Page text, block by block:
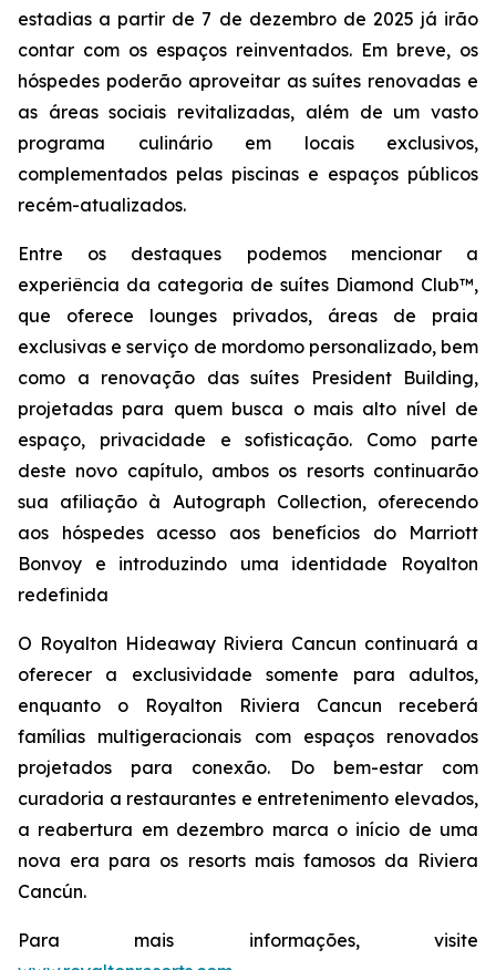
estadias a partir de 7 de dezembro de 2025 já irão
contar com os espaços reinventados. Em breve, os
hóspedes poderão aproveitar as suítes renovadas e
as áreas sociais revitalizadas, além de um vasto
programa culinário em locais exclusivos,
complementados pelas piscinas e espaços públicos
recém-atualizados.
Entre os destaques podemos mencionar a
experiência da categoria de suítes Diamond Club™,
que oferece lounges privados, áreas de praia
exclusivas e serviço de mordomo personalizado, bem
como a renovação das suítes President Building,
projetadas para quem busca o mais alto nível de
espaço, privacidade e sofisticação. Como parte
deste novo capítulo, ambos os resorts continuarão
sua afiliação à Autograph Collection, oferecendo
aos hóspedes acesso aos benefícios do Marriott
Bonvoy e introduzindo uma identidade Royalton
redefinida
O Royalton Hideaway Riviera Cancun continuará a
oferecer a exclusividade somente para adultos,
enquanto o Royalton Riviera Cancun receberá
famílias multigeracionais com espaços renovados
projetados para conexão. Do bem-estar com
curadoria a restaurantes e entretenimento elevados,
a reabertura em dezembro marca o início de uma
nova era para os resorts mais famosos da Riviera
Cancún.
Para mais informações, visite